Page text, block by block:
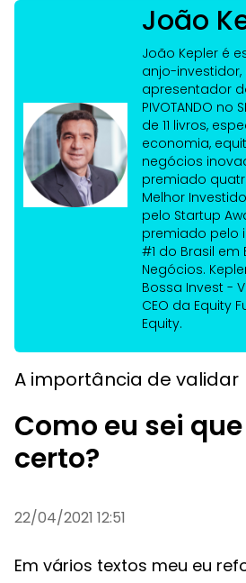
João
João Kepler é
anjo-
apresentador
PIVOTANDO no
de 11 livros,
economia,
negócios
premiado
Melhor
pelo Startup
premiado pelo
#1 do Brasil em
Negócios.
Bossa Invest -
CEO da Equity
Equity.
A importância de validar
Como eu sei
certo?
22/04/2021 12:51
Em vários textos meu eu